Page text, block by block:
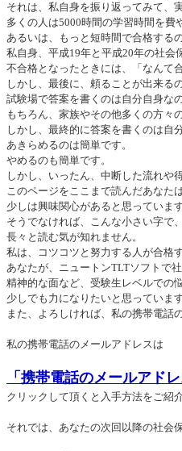
それは、私自身を振り返ってみて、
多くの人は5000時間の学習時間を
あるいは、もっと短時間で合格する
私自身、平成19年と平成20年の社会
不合格となったときには、「なんて
しかし、最後に、頼ることが出来る
試験場で答案を書くのは自分自身な
もちろん、家族やその他多くの方々
しかし、最終的に答案を書くのは自
あきらめるのは簡単です。
やめるのも簡単です。
しかし、いったん、中断した流れや
このページをここまで読んだあなた
少しは興味関心があると思っていま
そうでなければ、こんな小さい字で
長々と読む気が知れません。
私は、コツコツと努力する人が合格
あなたが、ニュートンTLTソフトで
精神的な面など、受験生レベルでの
少しでも力になりたいと思っていま
また、よろしければ、私の携帯電話
私の携帯電話のメールアドレスは
「携帯電話のメールアド
クリックして頂くと入手方法をご紹
それでは、あなたの次回以降の社会